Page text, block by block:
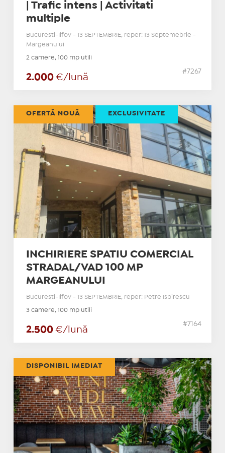
| Trafic intens | Activitati
multiple
Bucuresti-Ilfov - 13 SEPTEMBRIE, reper: 13 Septemebrie -
Margeanului
2 camere, 100 mp utili
2.000 €/lună
#7267
INCHIRIERE SPATIU COMERCIAL
STRADAL/VAD 100 MP
MARGEANULUI
Bucuresti-Ilfov - 13 SEPTEMBRIE, reper: Petre Ispirescu
3 camere, 100 mp utili
2.500 €/lună
#7164
OFERTĂ NOUĂ EXCLUSIVITATE
DISPONIBIL IMEDIAT